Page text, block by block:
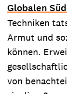
Globalen
Techniken
Armut und
können.
von